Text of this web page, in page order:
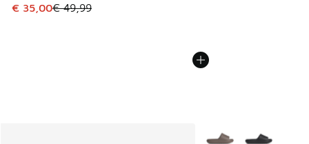
Dit artikel is in de uitverkoop. Dit artikel is in de
€ 35,00€ 49,99
Meer kleuren